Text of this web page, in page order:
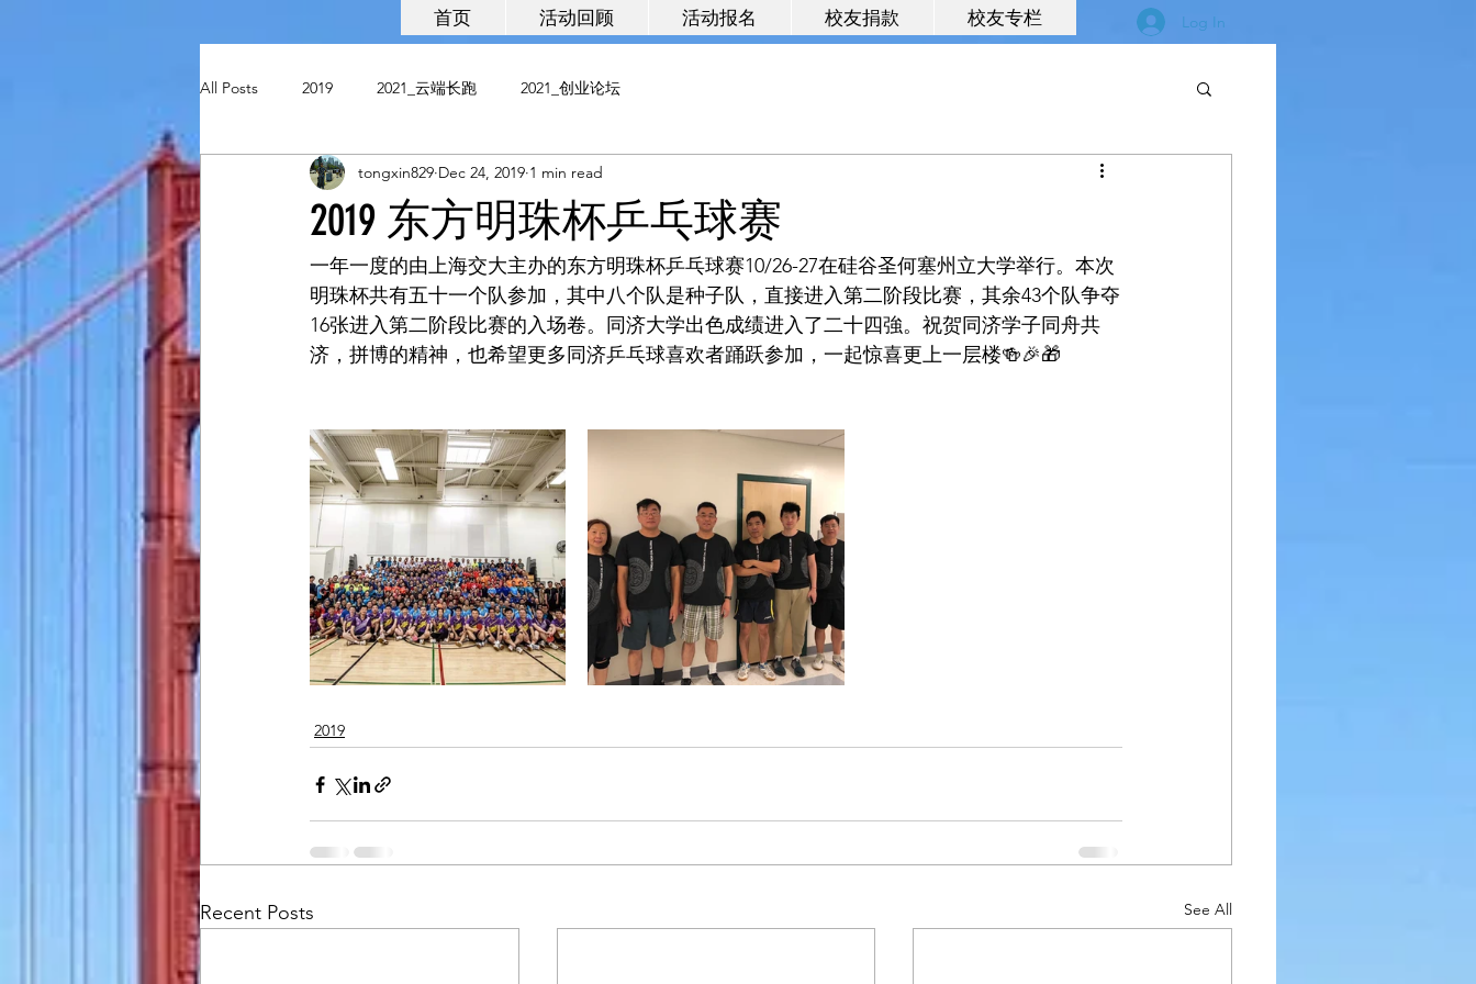
首页 活动回顾 活动报名 校友捐款 校友专栏 Log In
All Posts 2019 2021_云端长跑 2021_创业论坛
2019 东方明珠杯乒乓球赛
tongxin829 Dec 24, 2019 1 min read
一年一度的由上海交大主办的东方明珠杯乒乓球赛10/26-27在硅谷圣何塞州立大学举行。本次
明珠杯共有五十一个队参加，其中八个队是种子队，直接进入第二阶段比赛，其余43个队争夺
16张进入第二阶段比赛的入场卷。同济大学出色成绩进入了二十四強。祝贺同济学子同舟共
济，拼博的精神，也希望更多同济乒乓球喜欢者踊跃参加，一起惊喜更上一层楼🍻🎉🎁
2019
Recent Posts See All